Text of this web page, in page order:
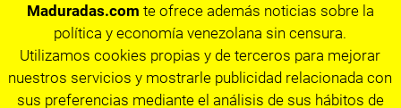
Maduradas.com te ofrece además noticias sobre la
política y economía venezolana sin censura.
Utilizamos cookies propias y de terceros para mejorar
nuestros servicios y mostrarle publicidad relacionada con
sus preferencias mediante el análisis de sus hábitos de